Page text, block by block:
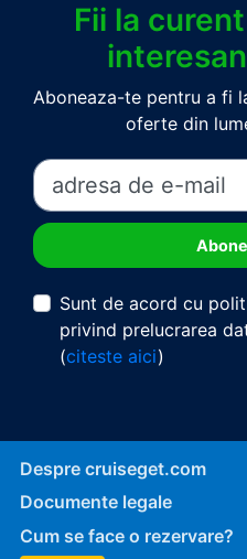
Fii la
Aboneaza-te pentru a fi
oferte din
Sunt de acord cu
privind prelucrarea
(citeste aici)
Despre cruiseget.com
Documente legale
Cum se face o rezervare?